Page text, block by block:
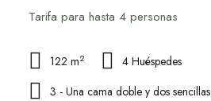
Tarifa para hasta 4 personas
122 m2
4 Huéspedes
3 - Una cama doble y dos sencillas